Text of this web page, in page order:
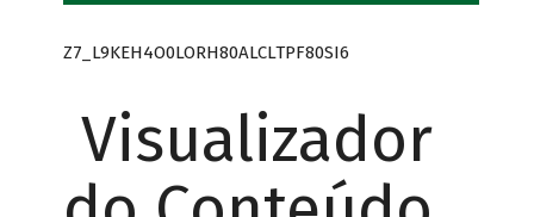
Z7_L9KEH4O0LORH80ALCLTPF80SI6
Visualizador